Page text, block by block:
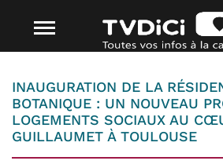
INAUGURATION DE LA
BOTANIQUE : UN NOUVEAU
LOGEMENTS SOCIAUX AU
GUILLAUMET À TOULOUSE